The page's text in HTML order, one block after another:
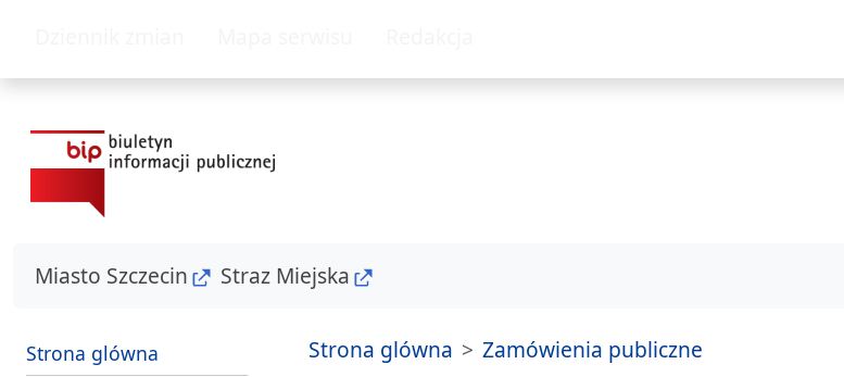
Miasto Szczecin Straz Miejska
Strona glówna
Strona glówna Zamówienia publiczne